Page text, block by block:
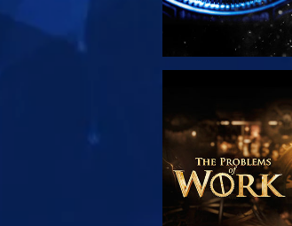
シリーズを探求